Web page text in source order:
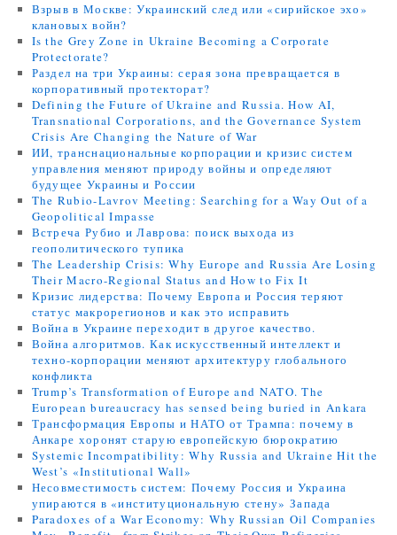
Взрыв в Москве: Украинский след или «сирийское эхо»
клановых войн?
Is the Grey Zone in Ukraine Becoming a Corporate
Protectorate?
Раздел на три Украины: серая зона превращается в
корпоративный протекторат?
Defining the Future of Ukraine and Russia. How AI,
Transnational Corporations, and the Governance System
Crisis Are Changing the Nature of War
ИИ, транснациональные корпорации и кризис систем
управления меняют природу войны и определяют
будущее Украины и России
The Rubio-Lavrov Meeting: Searching for a Way Out of a
Geopolitical Impasse
Встреча Рубио и Лаврова: поиск выхода из
геополитического тупика
The Leadership Crisis: Why Europe and Russia Are Losing
Their Macro-Regional Status and How to Fix It
Кризис лидерства: Почему Европа и Россия теряют
статус макрорегионов и как это исправить
Война в Украине переходит в другое качество.
Война алгоритмов. Как искусственный интеллект и
техно-корпорации меняют архитектуру глобального
конфликта
Trump’s Transformation of Europe and NATO. The
European bureaucracy has sensed being buried in Ankara
Трансформация Европы и НАТО от Трампа: почему в
Анкаре хоронят старую европейскую бюрократию
Systemic Incompatibility: Why Russia and Ukraine Hit the
West’s «Institutional Wall»
Несовместимость систем: Почему Россия и Украина
упираются в «институциональную стену» Запада
Paradoxes of a War Economy: Why Russian Oil Companies